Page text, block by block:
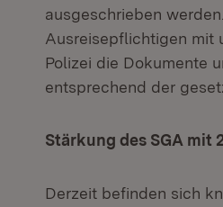
ausgeschrieben
Ausreisepflichtigen mit
Polizei die Dokumente
entsprechend der
Stärkung des SGA mit
Derzeit befinden sich